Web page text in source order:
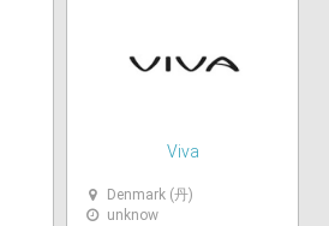
Viva
Denmark (丹)
unknow